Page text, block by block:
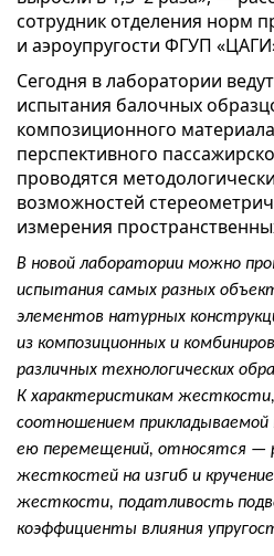
сотрудник отделения норм
и аэроупругости ФГУП
Сегодня в лаборатории
испытания балочных
композиционного
перспективного
проводятся
возможностей
измерения
В новой лаборатории можно
испытания самых разных
элементов натурных
из композиционных и
различных технологических
К характеристикам
соотношением прикладываемой
ею перемещений, относятся —
жесткостей на изгиб и
жесткости, податливость
коэффициенты влияния